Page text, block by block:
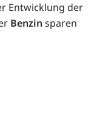
Entwicklung der
Benzin sparen